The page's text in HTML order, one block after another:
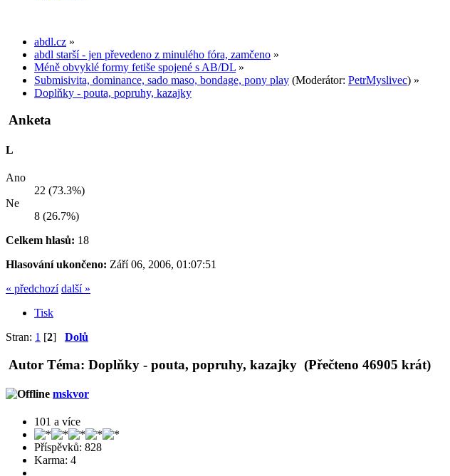
abdl.cz »
abdl starší - jen převedeno z minulého fóra, zamčeno »
Méně obvyklé formy fetiše spojené s AB/DL »
Submisivita, dominance, sado maso, bondage, pony play (Moderátor: PetrMyslivec) »
Doplňky - pouta, popruhy, kazajky
Anketa
L
Ano
22 (73.3%)
Ne
8 (26.7%)
Celkem hlasů: 18
Hlasování ukončeno: Září 06, 2006, 01:07:51
« předchozí další »
Tisk
Stran: 1 [2] Dolů
Autor Téma: Doplňky - pouta, popruhy, kazajky (Přečteno 46905 krát)
mskvor
101 a více
Příspěvků: 828
Karma: 4